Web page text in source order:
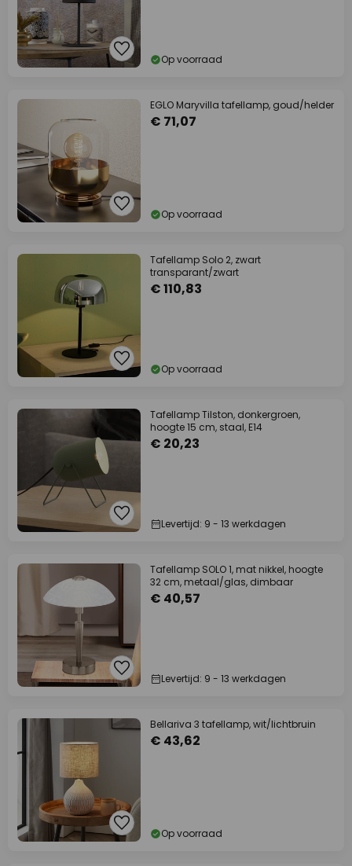
Op voorraad
EGLO Maryvilla tafellamp, goud/helder
€ 71,07
Op voorraad
Tafellamp Solo 2, zwart
transparant/zwart
€ 110,83
Op voorraad
Tafellamp Tilston, donkergroen,
hoogte 15 cm, staal, E14
€ 20,23
Levertijd: 9 - 13 werkdagen
Tafellamp SOLO 1, mat nikkel, hoogte
32 cm, metaal/glas, dimbaar
€ 40,57
Levertijd: 9 - 13 werkdagen
Bellariva 3 tafellamp, wit/lichtbruin
€ 43,62
Op voorraad